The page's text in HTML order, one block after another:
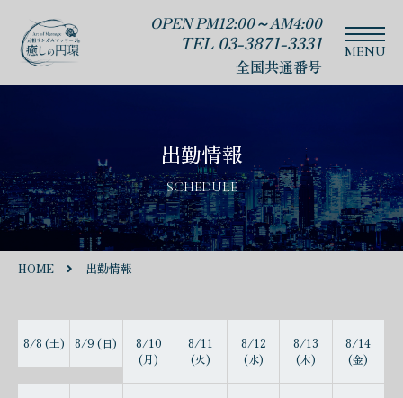
OPEN PM12:00～AM4:00
TEL 03-3871-3331
全国共通番号
出勤情報
SCHEDULE
HOME 出勤情報
8/8 (土) 8/9 (日)
8/10
(月)
8/11
(火)
8/12
(水)
8/13
(木)
8/14
(金)